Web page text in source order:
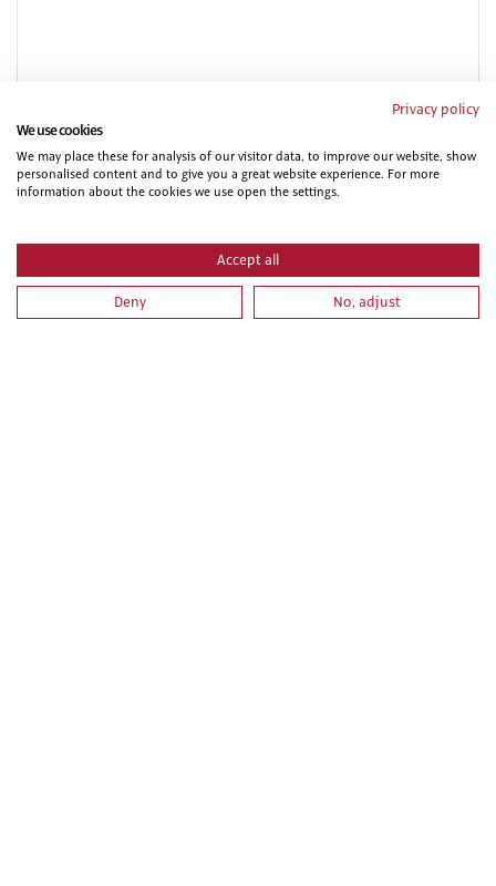
Privacy policy
We use cookies
We may place these for analysis of our visitor data, to improve our website, show
personalised content and to give you a great website experience. For more
information about the cookies we use open the settings.
Accept all
Deny No, adjust